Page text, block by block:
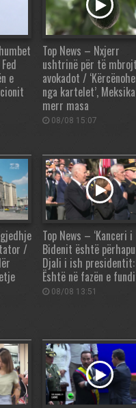
e
Top News – Nxjerr
ushtrinë për të
avokadot /
nga kartelet’, Meksika
merr masa
08/08 15:07
/
Top News – ‘Kanceri i
Bidenit është
Djali i ish presidentit:
Është në fazën e
08/08 13:51